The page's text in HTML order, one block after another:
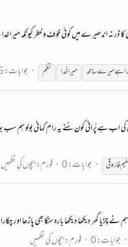
نہ اندھیرے میں کوئی خوف و خطر کیونکہ میرا
ہے میرے ساتھ میرا خُدا نظم جوابات: 5
کی اب ہے پُرانی کون سُنے یہ رام کہانی
فاروقی جوابات: 0 فورم:بچوں کی نظمیں
چِڑیا گھر دیکھا دیکھا بارہ سنگا بھی پاڑھا
جوابات: 0 فورم:بچوں کی نظمیں